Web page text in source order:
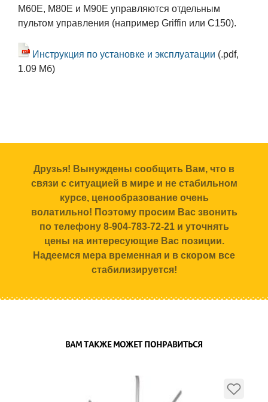
M60E, M80E и M90E управляются отдельным
пультом управления (например Griffin или C150).
Инструкция по установке и эксплуатации (.pdf,
1.09 Мб)
Друзья! Вынуждены сообщить Вам, что в
связи с ситуацией в мире и не стабильном
курсе, ценообразование очень
волатильно! Поэтому просим Вас звонить
по телефону 8-904-783-72-21 и уточнять
цены на интересующие Вас позиции.
Надеемся мера временная и в скором все
стабилизируется!
ВАМ ТАКЖЕ МОЖЕТ ПОНРАВИТЬСЯ